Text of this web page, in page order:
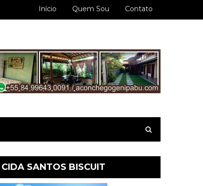
Início Quem Sou Contato
CIDA SANTOS BISCUIT